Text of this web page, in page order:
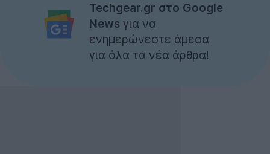
Techgear.gr στο Google
News για να
ενημερώνεστε άμεσα
για όλα τα νέα άρθρα!